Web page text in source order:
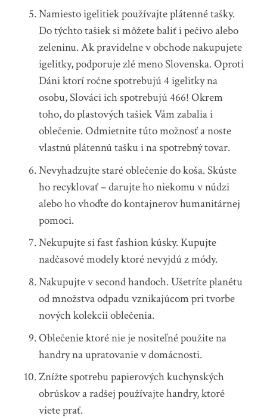
Namiesto igelitiek používajte plátenné tašky.
Do týchto tašiek si môžete baliť i pečivo alebo
zeleninu. Ak pravidelne v obchode nakupujete
igelitky, podporuje zlé meno Slovenska. Oproti
Dáni ktorí ročne spotrebujú 4 igelitky na
osobu, Slováci ich spotrebujú 466! Okrem
toho, do plastových tašiek Vám zabalia i
oblečenie. Odmietnite túto možnosť a noste
vlastnú plátennú tašku i na spotrebný tovar.
Nevyhadzujte staré oblečenie do koša. Skúste
ho recyklovať – darujte ho niekomu v núdzi
alebo ho vhoďte do kontajnerov humanitárnej
pomoci.
Nekupujte si fast fashion kúsky. Kupujte
nadčasové modely ktoré nevyjdú z módy.
Nakupujte v second handoch. Ušetríte planétu
od množstva odpadu vznikajúcom pri tvorbe
nových kolekcii oblečenia.
Oblečenie ktoré nie je nositeľné použite na
handry na upratovanie v domácnosti.
Znížte spotrebu papierových kuchynských
obrúskov a radšej používajte handry, ktoré
viete prať.